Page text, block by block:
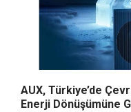
AUX, Türkiye’de
Enerji Dönüşümüne